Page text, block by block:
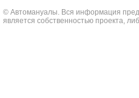
© Автомануалы. Вся информация
является собственностью проекта,